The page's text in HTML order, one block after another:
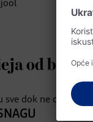
od
sve dok ne